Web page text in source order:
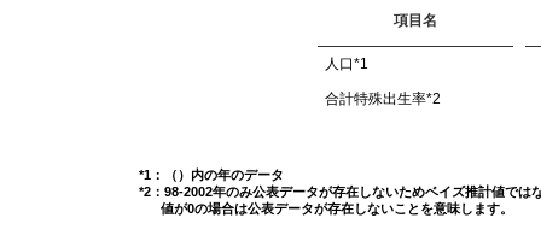
項目名
人口*1
合計特殊出生率*2
*1：（）内の年のデータ
*2：98-2002年のみ公表データが存在しないためベイズ推計値で
値が0の場合は公表データが存在しないことを意味します。